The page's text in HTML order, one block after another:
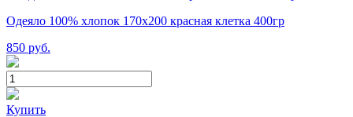
Одеяло 100% хлопок 170x200 красная клетка 400гр
850 руб.
Купить